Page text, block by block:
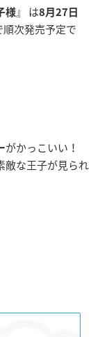
様』 は8月27日
次発売予定で
がかっこいい！
敵な王子が見られ